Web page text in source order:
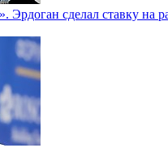
Эрдоган сделал ставку на